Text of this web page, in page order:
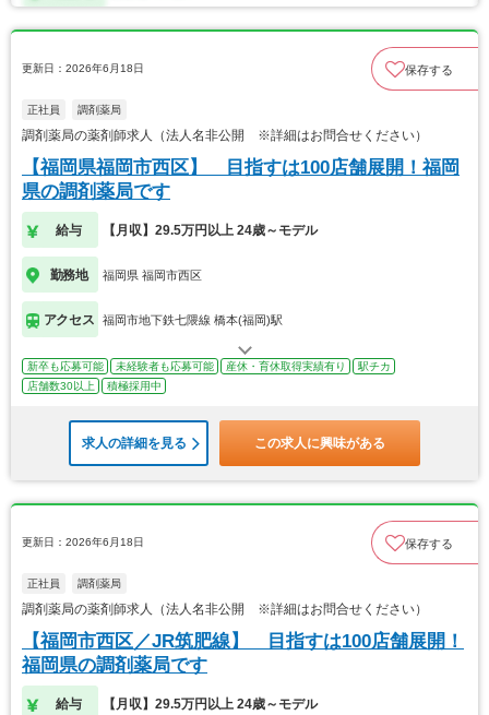
更新日：2026年6月18日 保存する
正社員 調剤薬局
調剤薬局の薬剤師求人（法人名非公開 ※詳細はお問合せください）
【福岡県福岡市西区】 目指すは100店舗展開！福岡
県の調剤薬局です
給与 【月収】29.5万円以上 24歳～モデル
勤務地 福岡県 福岡市西区
アクセス 福岡市地下鉄七隈線 橋本(福岡)駅
新卒も応募可能 未経験者も応募可能 産休・育休取得実績有り
駅チカ
店舗数30以上
積極採用中
求人の詳細を見る この求人に興味がある
更新日：2026年6月18日 保存する
正社員 調剤薬局
調剤薬局の薬剤師求人（法人名非公開 ※詳細はお問合せください）
【福岡市西区／JR筑肥線】 目指すは100店舗展開！
福岡県の調剤薬局です
給与 【月収】29.5万円以上 24歳～モデル